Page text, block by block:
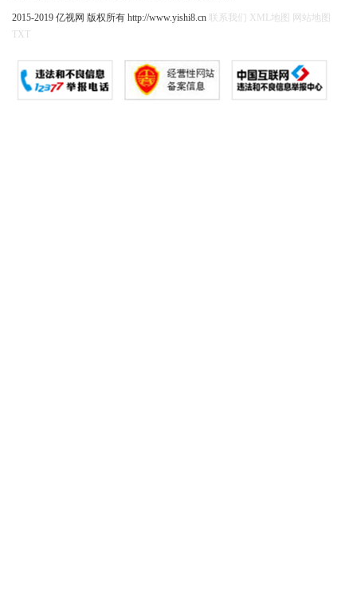
2015-2019 亿视网 版权所有 http://www.yishi8.cn 联系我们 XML地图
网站地图
TXT